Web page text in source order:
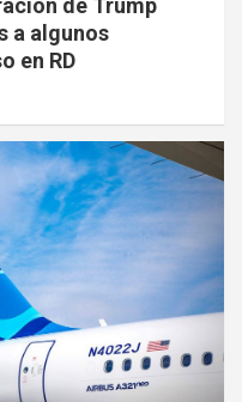
de Trump
a algunos
en RD